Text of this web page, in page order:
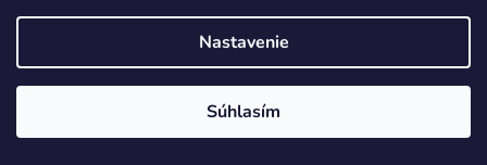
Nastavenie
Súhlasím